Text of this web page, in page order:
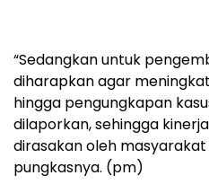
“Sedangkan untuk
diharapkan agar
hingga pengungkapan
dilaporkan, sehingga
dirasakan oleh masyarakat
pungkasnya. (pm)